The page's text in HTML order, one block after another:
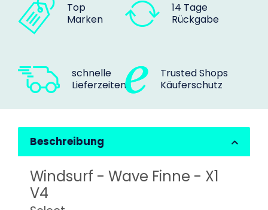
Top
Marken
14 Tage
Rückgabe
schnelle
Lieferzeiten
Trusted Shops
Käuferschutz
Beschreibung
Windsurf - Wave Finne - X1
V4